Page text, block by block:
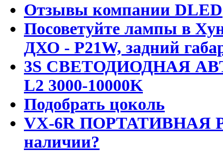
Отзывы компании DLED
Посоветуйте лампы в
ДХО - P21W, задний
3S СВЕТОДИОДНАЯ
L2 3000-10000K
Подобрать цоколь
VX-6R ПОРТАТИВНАЯ
наличии?